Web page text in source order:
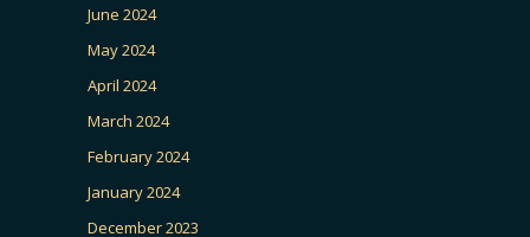
June 2024
May 2024
April 2024
March 2024
February 2024
January 2024
December 2023